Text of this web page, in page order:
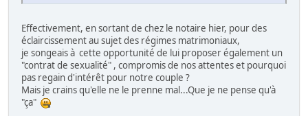
Effectivement, en sortant de chez le notaire hier, pour des
éclaircissement au sujet des régimes matrimoniaux,
je songeais à cette opportunité de lui proposer également un
"contrat de sexualité" , compromis de nos attentes et pourquoi
pas regain d'intérêt pour notre couple ?
Mais je crains qu'elle ne le prenne mal...Que je ne pense qu'à
"ça"